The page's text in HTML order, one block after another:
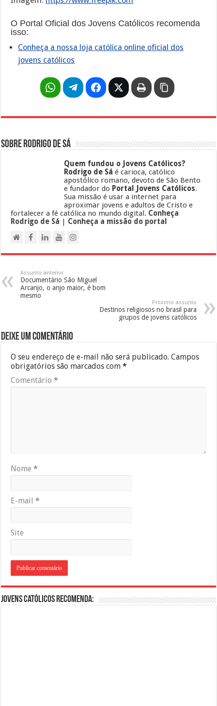
O Portal Oficial dos Jovens Católicos recomenda
isso:
Conheça a nossa loja católica online oficial dos
jovens católicos
Sobre Rodrigo de Sá
Quem fundou o Jovens Católicos?
Rodrigo de Sá é carioca, católico
apostólico romano, devoto de São Bento
e fundador do Portal Jovens Católicos.
Sua missão é usar a internet para
aproximar jovens e adultos de Cristo e
fortalecer a fé católica no mundo digital. Conheça
Rodrigo de Sá | Conheça a missão do portal
Assunto anterior
Documentário São Miguel
Arcanjo, o anjo maior, é bom
mesmo
Próximo assunto
Destinos religiosos no brasil para
grupos de jovens católicos
Deixe um comentário
O seu endereço de e-mail não será publicado. Campos
obrigatórios são marcados com*
Comentário*
Nome*
E-mail*
Site
Jovens Católicos Recomenda: